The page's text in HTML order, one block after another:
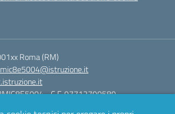
Roma (RM)
- C.F. 97712790589